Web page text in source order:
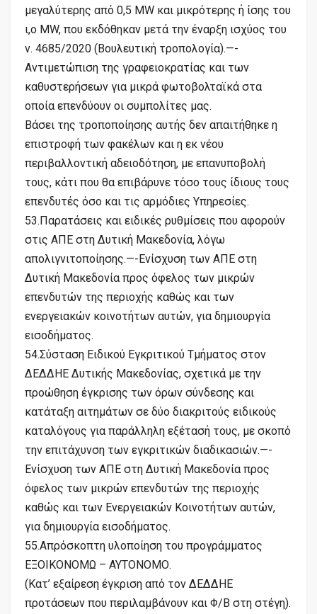
μεγαλύτερης από 0,5 MW και μικρότερης ή ίσης του
ι,ο MW, που εκδόθηκαν μετά την έναρξη ισχύος του
ν. 4685/2020 (Βουλευτική τροπολογία).—-
Αντιμετώπιση της γραφειοκρατίας και των
καθυστερήσεων για μικρά φωτοβολταϊκά στα
οποία επενδύουν οι συμπολίτες μας.
Βάσει της τροποποίησης αυτής δεν απαιτήθηκε η
επιστροφή των φακέλων και η εκ νέου
περιβαλλοντική αδειοδότηση, με επανυποβολή
τους, κάτι που θα επιβάρυνε τόσο τους ίδιους τους
επενδυτές όσο και τις αρμόδιες Υπηρεσίες.
53.Παρατάσεις και ειδικές ρυθμίσεις που αφορούν
στις ΑΠΕ στη Δυτική Μακεδονία, λόγω
απολιγνιτοποίησης.—-Ενίσχυση των ΑΠΕ στη
Δυτική Μακεδονία προς όφελος των μικρών
επενδυτών της περιοχής καθώς και των
ενεργειακών κοινοτήτων αυτών, για δημιουργία
εισοδήματος.
54.Σύσταση Ειδικού Εγκριτικού Τμήματος στον
ΔΕΔΔΗΕ Δυτικής Μακεδονίας, σχετικά με την
προώθηση έγκρισης των όρων σύνδεσης και
κατάταξη αιτημάτων σε δύο διακριτούς ειδικούς
καταλόγους για παράλληλη εξέτασή τους, με σκοπό
την επιτάχυνση των εγκριτικών διαδικασιών.—-
Ενίσχυση των ΑΠΕ στη Δυτική Μακεδονία προς
όφελος των μικρών επενδυτών της περιοχής
καθώς και των Ενεργειακών Κοινοτήτων αυτών,
για δημιουργία εισοδήματος.
55.Απρόσκοπτη υλοποίηση του προγράμματος
ΕΞΟΙΚΟΝΟΜΩ – ΑΥΤΟΝΟΜΟ.
(Κατ’ εξαίρεση έγκριση από τον ΔΕΔΔΗΕ
προτάσεων που περιλαμβάνουν και Φ/Β στη στέγη).